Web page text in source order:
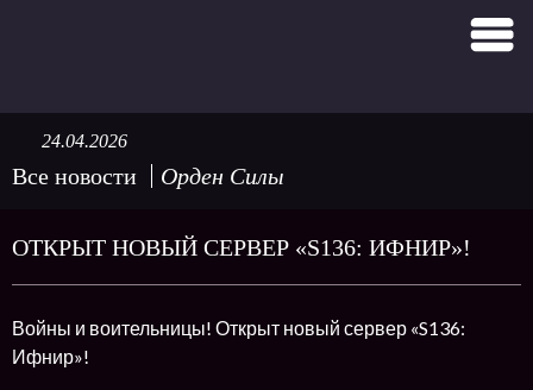
Все новости Орден Силы
24.04.2026
ОТКРЫТ НОВЫЙ СЕРВЕР «S136: ИФНИР»!
Войны и воительницы! Открыт новый сервер «S136:
Ифнир»!